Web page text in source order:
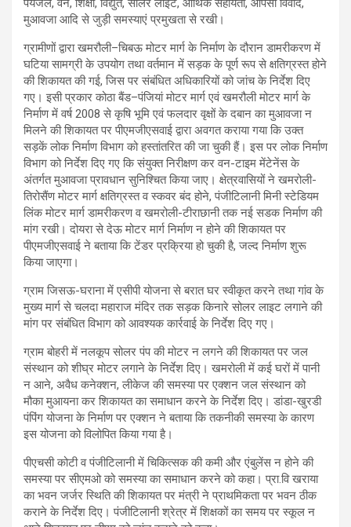
मुआवजा आदि से जुड़ी समस्याएं प्रमुखता से रखी।
ग्रामीणों द्वारा खमरौली–चिबऊ मोटर मार्ग के निर्माण के दौरान डामरीकरण में
घटिया सामग्री के उपयोग तथा वर्तमान में सड़क के पूर्ण रूप से क्षतिग्रस्त होने
की शिकायत की गई, जिस पर संबंधित अधिकारियों को जांच के निर्देश दिए
गए। इसी प्रकार कोठा बैंड–पंजियां मोटर मार्ग एवं खमरौली मोटर मार्ग के
निर्माण में वर्ष 2008 से कृषि भूमि एवं फलदार वृक्षों के दबान का मुआवजा न
मिलने की शिकायत पर पीएमजीएसवाई द्वारा अवगत कराया गया कि उक्त
सड़कें लोक निर्माण विभाग को हस्तांतरित की जा चुकी हैं। इस पर लोक निर्माण
विभाग को निर्देश दिए गए कि संयुक्त निरीक्षण कर वन-टाइम मेंटेनेंस के
अंतर्गत मुआवजा प्रावधान सुनिश्चित किया जाए। क्षेत्रवासियों ने खमरोली-
तिरोसैंण मोटर मार्ग क्षतिग्रस्त व स्कवर बंद होने, पंजीटिलानी मिनी स्टेडियम
लिंक मोटर मार्ग डामरीकरण व खमरोली-टीराछानी तक नई सडक निर्माण की
मांग रखी। दोयरा से देऊ मोटर मार्ग निर्माण न होने की शिकायत पर
पीएमजीएसवाई ने बताया कि टेंडर प्रक्रिया हो चुकी है, जल्द निर्माण शुरू
किया जाएगा।
ग्राम जिसऊ-घराना में एसीपी योजना से बरात घर स्वीकृत करने तथा गांव के
मुख्य मार्ग से चलदा महाराज मंदिर तक सड़क किनारे सोलर लाइट लगाने की
मांग पर संबंधित विभाग को आवश्यक कार्रवाई के निर्देश दिए गए।
ग्राम बोहरी में नलकूप सोलर पंप की मोटर न लगने की शिकायत पर जल
संस्थान को शीघ्र मोटर लगाने के निर्देश दिए। खमरोली में कई घरों में पानी
न आने, अवैध कनेक्शन, लीकेज की समस्या पर एक्शन जल संस्थान को
मौका मुआयना कर शिकायत का समाधान करने के निर्देश दिए। डांडा-खुरडी
पंपिंग योजना के निर्माण पर एक्शन ने बताया कि तकनीकी समस्या के कारण
इस योजना को विलोपित किया गया है।
पीएचसी कोटी व पंजीटिलानी में चिकित्सक की कमी और एंबुलेंस न होने की
समस्या पर सीएमओ को समस्या का समाधान करने को कहा। प्रा.वि खराया
का भवन जर्जर स्थिति की शिकायत पर मंत्री ने प्राथमिकता पर भवन ठीक
कराने के निर्देश दिए। पंजीटिलानी श्रेत्र में शिक्षकों का समय पर स्कूल न